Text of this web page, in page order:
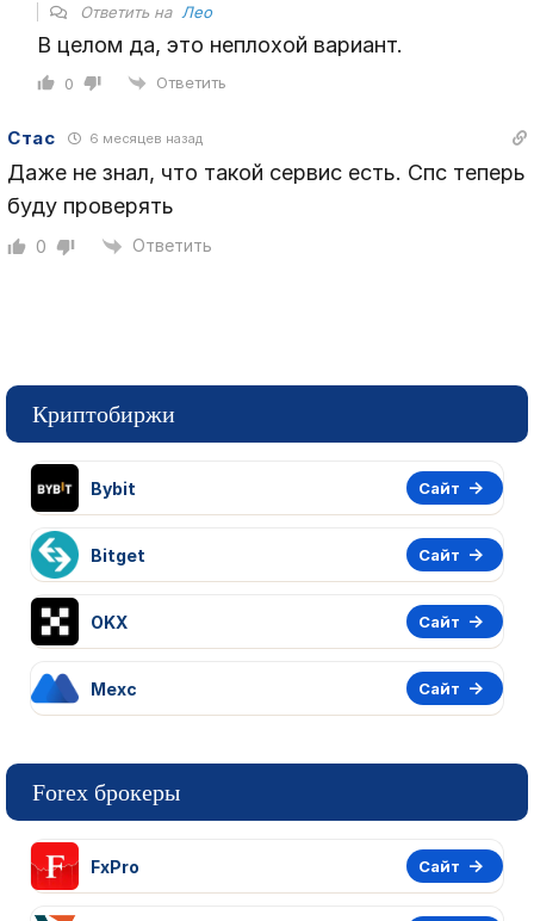
Ответить на Лео
В целом да, это неплохой вариант.
0 Ответить
Стас 6 месяцев назад
Даже не знал, что такой сервис есть. Спс теперь
буду проверять
0 Ответить
Криптобиржи
Bybit Сайт
Bitget Сайт
OKX Сайт
Mexc Сайт
Forex брокеры
FxPro Сайт